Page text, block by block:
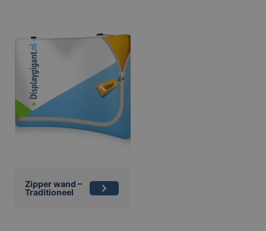
Zipper wand –
Traditioneel